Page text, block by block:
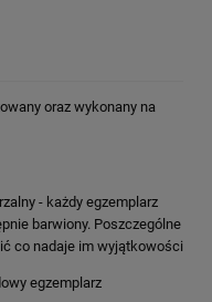
KOSZTÓW PŁATNOŚCI
oraz wykonany na
- każdy egzemplarz
barwiony. Poszczególne
co nadaje im wyjątkowości
egzemplarz